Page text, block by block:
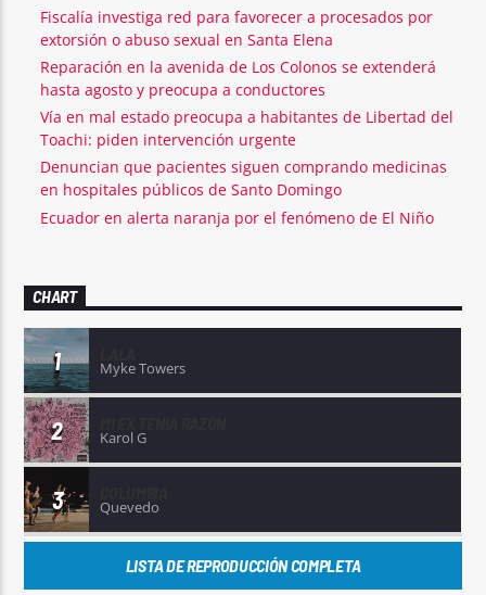
Fiscalía investiga red para favorecer a procesados por
extorsión o abuso sexual en Santa Elena
Reparación en la avenida de Los Colonos se extenderá
hasta agosto y preocupa a conductores
Vía en mal estado preocupa a habitantes de Libertad del
Toachi: piden intervención urgente
Denuncian que pacientes siguen comprando medicinas
en hospitales públicos de Santo Domingo
Ecuador en alerta naranja por el fenómeno de El Niño
CHART
1 Myke Towers
2 Karol G
3 Quevedo
LISTA DE REPRODUCCIÓN COMPLETA